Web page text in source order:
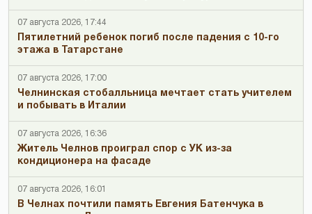
07 августа 2026, 17:44
Пятилетний ребенок погиб после падения с 10-го
этажа в Татарстане
07 августа 2026, 17:00
Челнинская стобалльница мечтает стать учителем
и побывать в Италии
07 августа 2026, 16:36
Житель Челнов проиграл спор с УК из-за
кондиционера на фасаде
07 августа 2026, 16:01
В Челнах почтили память Евгения Батенчука в